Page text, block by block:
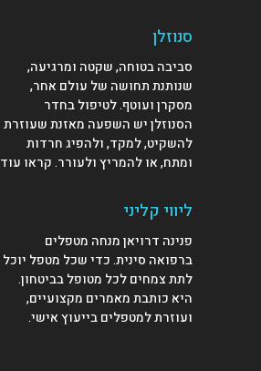
סנוזלן
סביבה בטוחה, שקטה ומרגיעה,
שנותנת תחושה של עולם אחר,
מסקרן ועוטף. לטיפול בחדר
הסנוזלן יש השפעה מאזנת שעוזרת
להשקיט, למקד, ולהפיג חרדות
ומתח, או להמריץ ולעורר.קראו עוד
ליווי קליני
פנינה דרויאן מנחה מטפלים
ברפואה סינית. כדי שכל מטפל יוכל
לתת צמחים לכל מטופל בביטחון.
היא כותבת מאמרים מקצועיים,
ועוזרת למטפליםבייעוץ אישי.